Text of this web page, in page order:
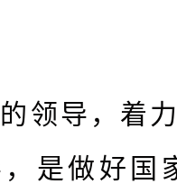
领导，着
是做好国